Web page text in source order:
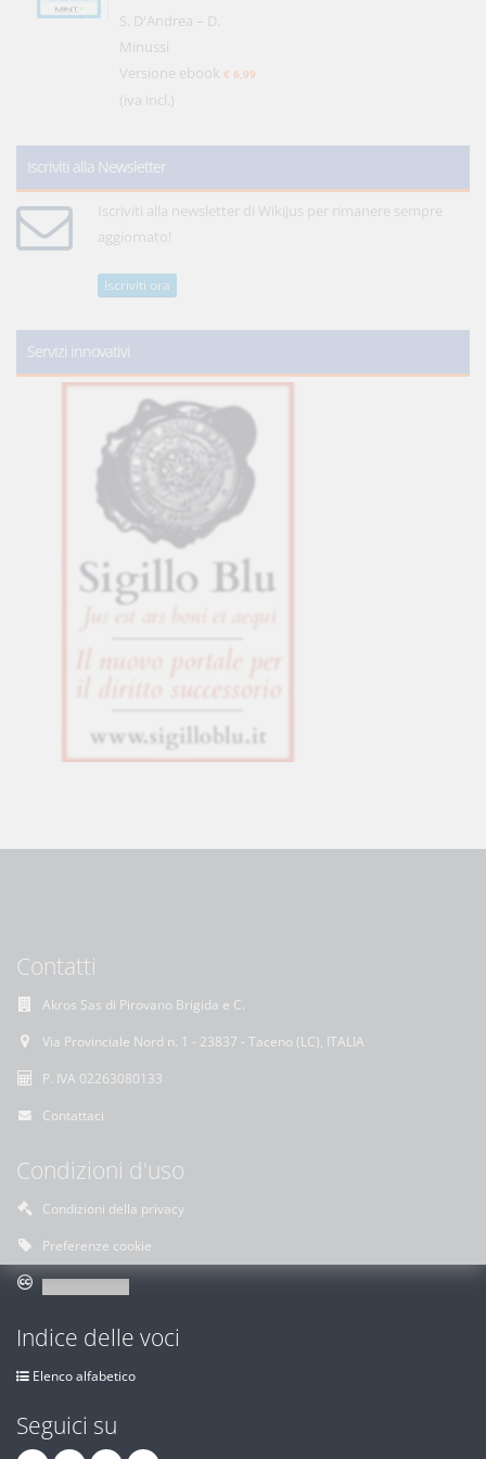
S. D'Andrea – D.
Minussi
Versione ebook € 6,99
(iva incl.)
Iscriviti alla Newsletter
Iscriviti alla newsletter di WikiJus per rimanere sempre
aggiornato!
Iscriviti ora
Servizi innovativi
Contatti
Akros Sas di Pirovano Brigida e C.
Via Provinciale Nord n. 1 - 23837 - Taceno (LC), ITALIA
P. IVA 02263080133
Contattaci
Condizioni d'uso
Condizioni della privacy
Preferenze cookie
Indice delle voci
Elenco alfabetico
Seguici su